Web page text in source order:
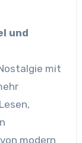
und
mit
modern